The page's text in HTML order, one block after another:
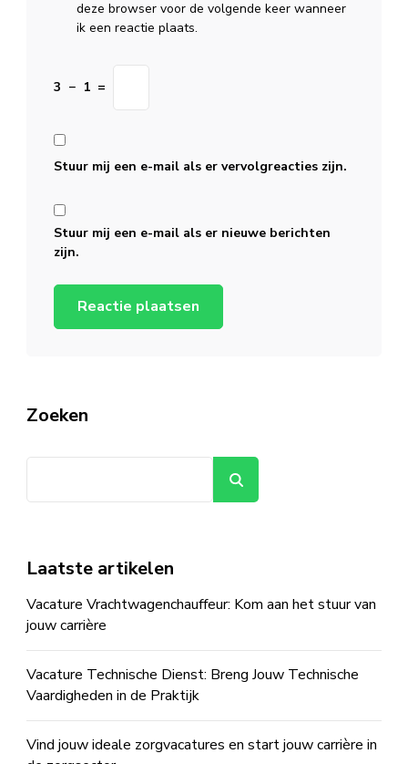
deze browser voor de volgende keer wanneer
ik een reactie plaats.
3 − 1 =
Stuur mij een e-mail als er vervolgreacties zijn.
Stuur mij een e-mail als er nieuwe berichten
zijn.
Zoeken
Laatste artikelen
Vacature Vrachtwagenchauffeur: Kom aan het stuur van
jouw carrière
Vacature Technische Dienst: Breng Jouw Technische
Vaardigheden in de Praktijk
Vind jouw ideale zorgvacatures en start jouw carrière in